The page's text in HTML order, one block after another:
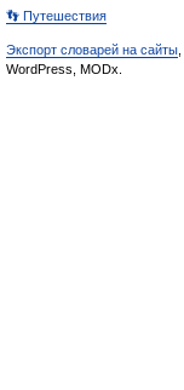
👣 Путешествия
Экспорт словарей на сайты
WordPress, MODx.